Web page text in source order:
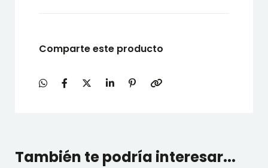
Comparte este producto
También te podría interesar...